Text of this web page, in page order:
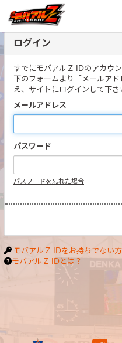
ログイン
すでにモバアルＺ IDのアカウ
下のフォームより「メールア
え、サイトにログインして下さ
メールアドレス
パスワード
パスワードを忘れた場合
モバアルＺ IDをお持ちでない
モバアルＺ IDとは？